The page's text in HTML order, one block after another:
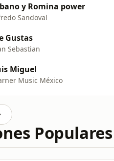
y Romina power
Sandoval
Gustas
Sebastian
Miguel
Music México
Populares